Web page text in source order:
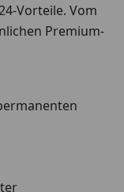
Vorteile. Vom
Premium-